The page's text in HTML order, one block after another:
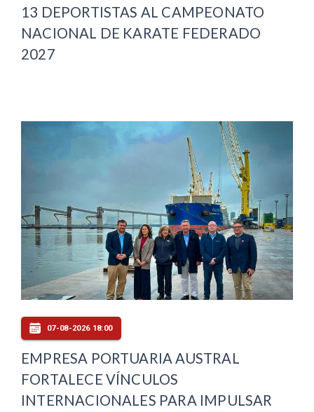
13 DEPORTISTAS AL CAMPEONATO
NACIONAL DE KARATE FEDERADO
2027
07-08-2026 18:00
EMPRESA PORTUARIA AUSTRAL
FORTALECE VÍNCULOS
INTERNACIONALES PARA IMPULSAR